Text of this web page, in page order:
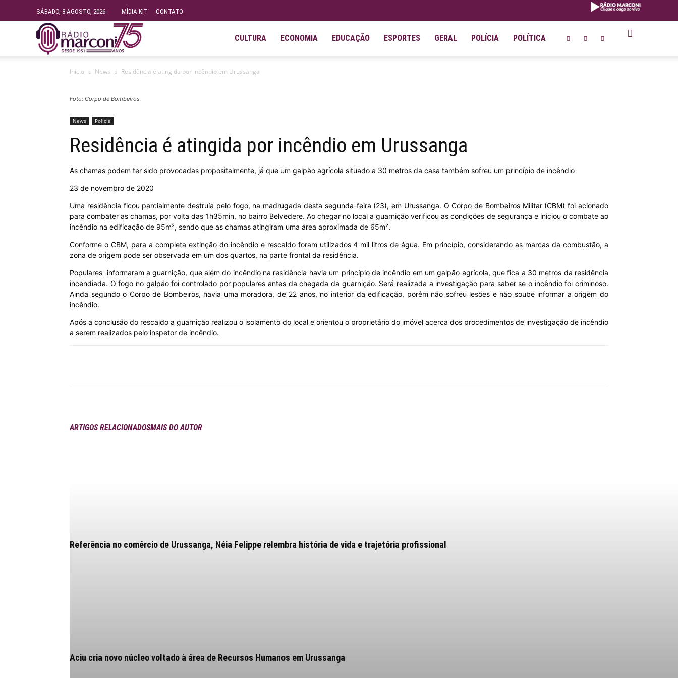
SÁBADO, 8 AGOSTO, 2026 MÍDIA KIT CONTATO
Fundação
–
99.9
MHZ
CULTURA ECONOMIA EDUCAÇÃO ESPORTES GERAL POLÍCIA POLÍTICA
Início News Residência é atingida por incêndio em Urussanga
Foto: Corpo de Bombeiros
News Polícia
Residência é atingida por incêndio em Urussanga
As chamas podem ter sido provocadas propositalmente, já que um galpão agrícola situado a 30 metros da casa também sofreu um princípio de incêndio
23 de novembro de 2020
Uma residência ficou parcialmente destruía pelo fogo, na madrugada desta segunda-feira (23), em Urussanga. O Corpo de Bombeiros Militar (CBM) foi acionado
para combater as chamas, por volta das 1h35min, no bairro Belvedere. Ao chegar no local a guarnição verificou as condições de segurança e iniciou o combate ao
incêndio na edificação de 95m², sendo que as chamas atingiram uma área aproximada de 65m².
Conforme o CBM, para a completa extinção do incêndio e rescaldo foram utilizados 4 mil litros de água. Em princípio, considerando as marcas da combustão, a
zona de origem pode ser observada em um dos quartos, na parte frontal da residência.
Populares informaram a guarnição, que além do incêndio na residência havia um princípio de incêndio em um galpão agrícola, que fica a 30 metros da residência
incendiada. O fogo no galpão foi controlado por populares antes da chegada da guarnição. Será realizada a investigação para saber se o incêndio foi criminoso.
Ainda segundo o Corpo de Bombeiros, havia uma moradora, de 22 anos, no interior da edificação, porém não sofreu lesões e não soube informar a origem do
incêndio.
Após a conclusão do rescaldo a guarnição realizou o isolamento do local e orientou o proprietário do imóvel acerca dos procedimentos de investigação de incêndio
a serem realizados pelo inspetor de incêndio.
ARTIGOS RELACIONADOSMAIS DO AUTOR
Referência no comércio de Urussanga, Néia Felippe relembra história de vida e trajetória profissional
Aciu cria novo núcleo voltado à área de Recursos Humanos em Urussanga